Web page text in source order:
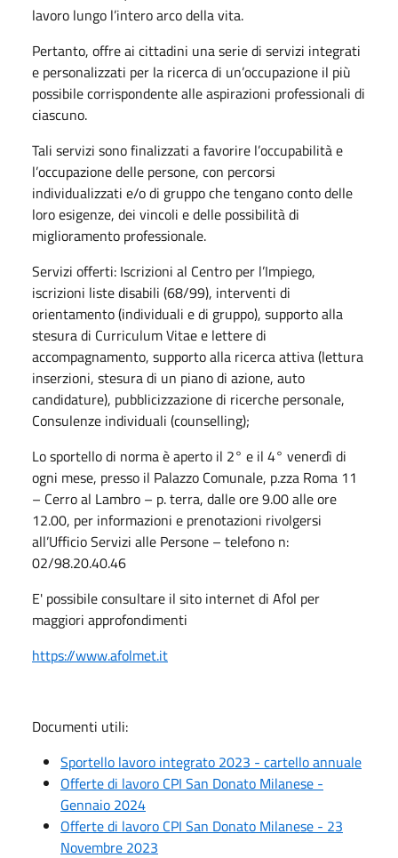
lavoro lungo l’intero arco della vita.
Pertanto, offre ai cittadini una serie di servizi integrati
e personalizzati per la ricerca di un’occupazione il più
possibile corrispondente alle aspirazioni professionali di
ciascuno.
Tali servizi sono finalizzati a favorire l’occupabilità e
l’occupazione delle persone, con percorsi
individualizzati e/o di gruppo che tengano conto delle
loro esigenze, dei vincoli e delle possibilità di
miglioramento professionale.
Servizi offerti: Iscrizioni al Centro per l’Impiego,
iscrizioni liste disabili (68/99), interventi di
orientamento (individuali e di gruppo), supporto alla
stesura di Curriculum Vitae e lettere di
accompagnamento, supporto alla ricerca attiva (lettura
inserzioni, stesura di un piano di azione, auto
candidature), pubblicizzazione di ricerche personale,
Consulenze individuali (counselling);
Lo sportello di norma è aperto il 2° e il 4° venerdì di
ogni mese, presso il Palazzo Comunale, p.zza Roma 11
– Cerro al Lambro – p. terra, dalle ore 9.00 alle ore
12.00, per informazioni e prenotazioni rivolgersi
all’Ufficio Servizi alle Persone – telefono n:
02/98.20.40.46
E' possibile consultare il sito internet di Afol per
maggiori approfondimenti
https://www.afolmet.it
Documenti utili:
Sportello lavoro integrato 2023 - cartello annuale
Offerte di lavoro CPI San Donato Milanese -
Gennaio 2024
Offerte di lavoro CPI San Donato Milanese - 23
Novembre 2023